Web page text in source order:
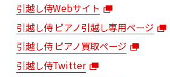
引越し侍Webサイト
引越し侍 ピアノ引越し専用ページ
引越し侍 ピアノ買取ページ
引越し侍Twitter